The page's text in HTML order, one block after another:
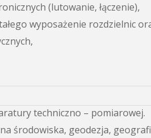
(lutowanie, łączenie),
wyposażenie rozdzielnic
techniczno – pomiarowej.
środowiska, geodezja,